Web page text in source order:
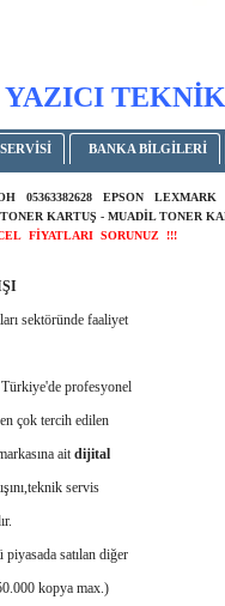
YAZICI
BANKA BİLGİLERİ
05363382628 EPSON
KARTUŞ - MUADİL TONER
FİYATLARI SORUNUZ !!!
sektöründe faaliyet
profesyonel
çok tercih edilen
aitdijital
servis
satılan diğer
kopya max.)